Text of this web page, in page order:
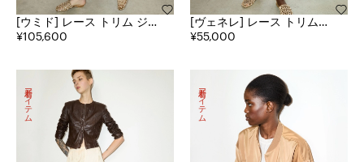
[ウミド] レース トリム ジ
ャカード マキシ ドレス
¥105,600
[ヴェネレ] レース トリム
ジャカード ショーツ
¥55,000
新着アイテム 新着アイテム